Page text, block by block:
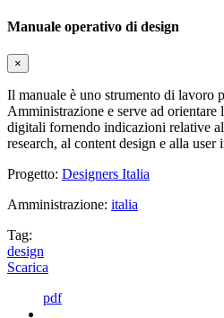
Manuale operativo di design
×
Il manuale è uno strumento di lavoro
Amministrazione e serve ad orientare
digitali fornendo indicazioni relative
research, al content design e alla user
Progetto: Designers Italia
Amministrazione: italia
Tag:
design
Scarica
pdf